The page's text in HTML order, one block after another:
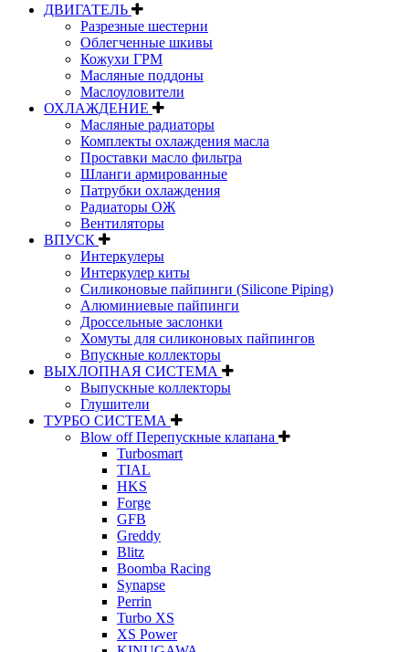
ДВИГАТЕЛЬ
Разрезные шестерни
Облегченные шкивы
Кожухи ГРМ
Масляные поддоны
Маслоуловители
ОХЛАЖДЕНИЕ
Масляные радиаторы
Комплекты охлаждения масла
Проставки масло фильтра
Шланги армированные
Патрубки охлаждения
Радиаторы ОЖ
Вентиляторы
ВПУСК
Интеркулеры
Интеркулер киты
Силиконовые пайпинги (Silicone Piping)
Алюминиевые пайпинги
Дроссельные заслонки
Хомуты для силиконовых пайпингов
Впускные коллекторы
ВЫХЛОПНАЯ СИСТЕМА
Выпускные коллекторы
Глушители
ТУРБО СИСТЕМА
Blow off Перепускные клапана
Turbosmart
TIAL
HKS
Forge
GFB
Greddy
Blitz
Boomba Racing
Synapse
Perrin
Turbo XS
XS Power